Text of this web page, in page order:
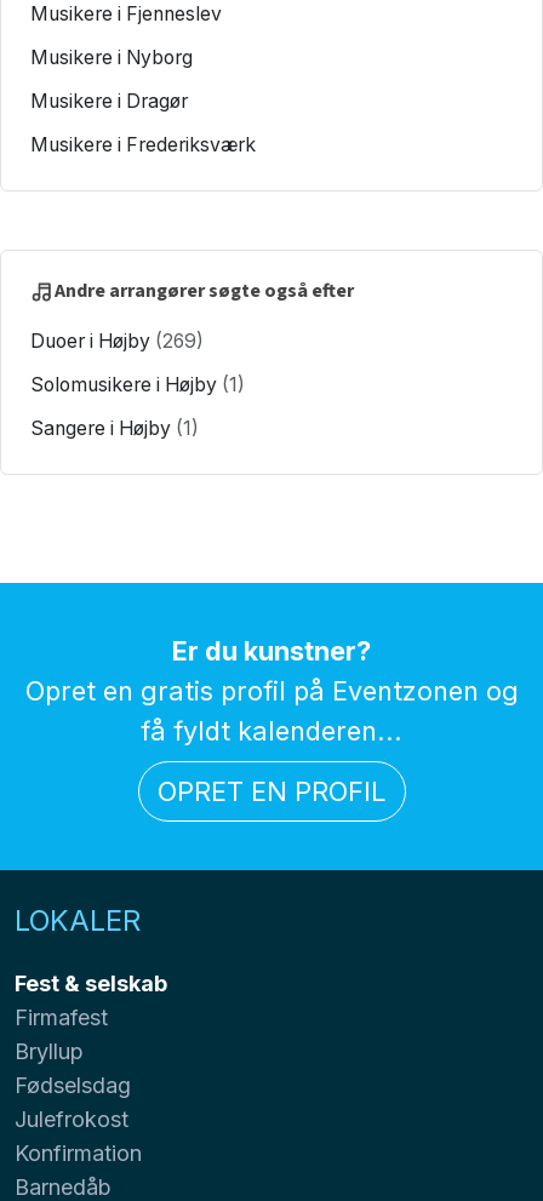
Musikere i Fjenneslev
Musikere i Nyborg
Musikere i Dragør
Musikere i Frederiksværk
Andre arrangører søgte også efter
Duoer i Højby (269)
Solomusikere i Højby (1)
Sangere i Højby (1)
Er du kunstner?
Opret en gratis profil på Eventzonen og
få fyldt kalenderen...
OPRET EN PROFIL
LOKALER
Fest & selskab
Firmafest
Bryllup
Fødselsdag
Julefrokost
Konfirmation
Barnedåb